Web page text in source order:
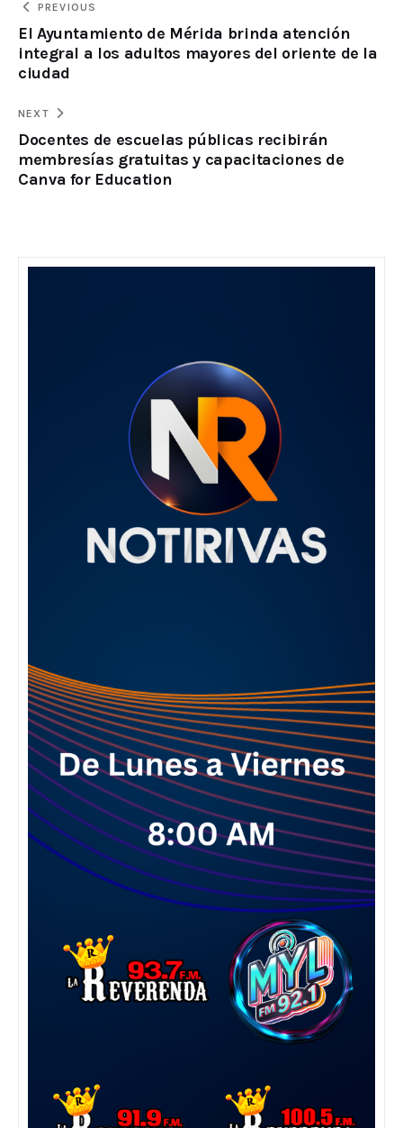
PREVIOUS
El Ayuntamiento de Mérida brinda atención
integral a los adultos mayores del oriente de la
ciudad
NEXT
Docentes de escuelas públicas recibirán
membresías gratuitas y capacitaciones de
Canva for Education